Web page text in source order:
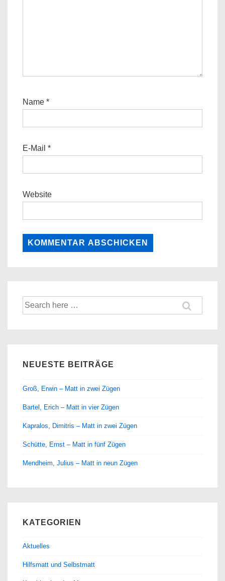
Name *
E-Mail *
Website
Suche
nach:
NEUESTE BEITRÄGE
Groß, Erwin – Matt in zwei Zügen
Bartel, Erich – Matt in vier Zügen
Kapralos, Dimitris – Matt in zwei Zügen
Schütte, Ernst – Matt in fünf Zügen
Mendheim, Julius – Matt in neun Zügen
KATEGORIEN
Aktuelles
Hilfsmatt und Selbstmatt